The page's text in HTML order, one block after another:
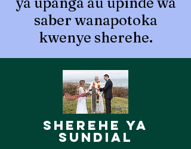
saber wanapotoka
kwenye sherehe.
Sherehe ya
sundial